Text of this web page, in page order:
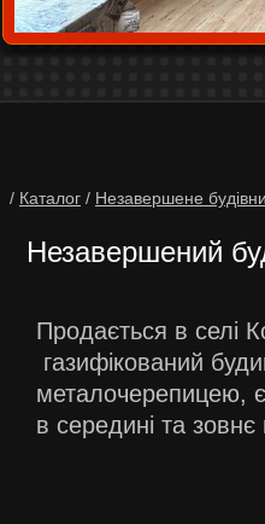
/ Каталог / Незавершене
Незавершений
Продається в селі
газифікований
металочерепицею,
в середині та